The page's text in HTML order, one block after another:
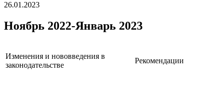
26.01.2023
Ноябрь 2022-Январь 2023
Изменения и нововведения в
законодательстве
Рекомендации